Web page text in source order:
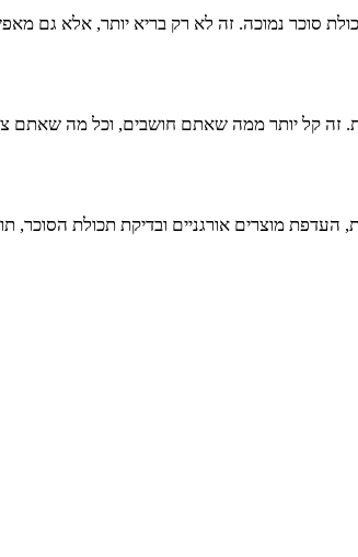
סוכר נמוכה. זה לא רק בריא יותר, אלא גם
זה קל יותר ממה שאתם חושבים, וכל מה שאתם
מוצרים אורגניים ובדיקת תכולת הסוכר,